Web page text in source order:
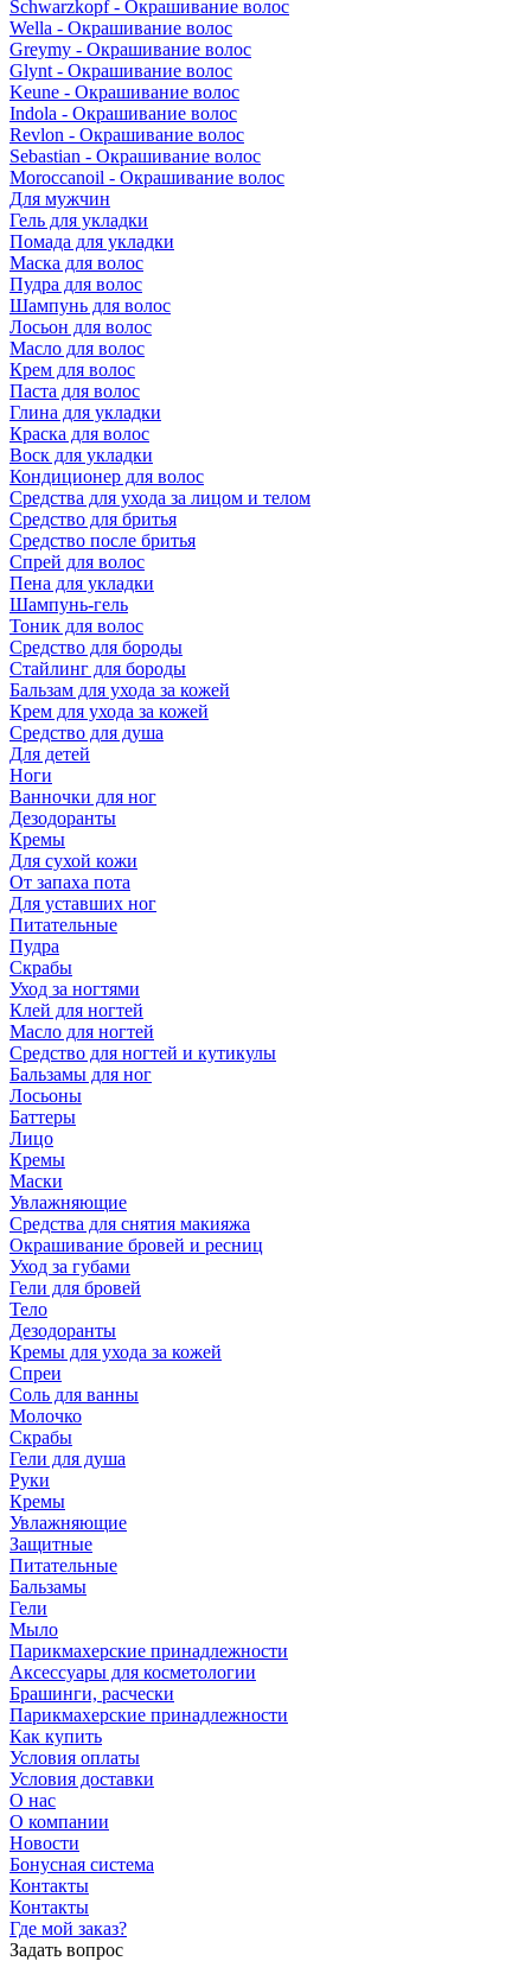
Schwarzkopf - Окрашивание волос
Wella - Окрашивание волос
Greymy - Окрашивание волос
Glynt - Окрашивание волос
Keune - Окрашивание волос
Indola - Окрашивание волос
Revlon - Окрашивание волос
Sebastian - Окрашивание волос
Moroccanoil - Окрашивание волос
Для мужчин
Гель для укладки
Помада для укладки
Маска для волос
Пудра для волос
Шампунь для волос
Лосьон для волос
Масло для волос
Крем для волос
Паста для волос
Глина для укладки
Краска для волос
Воск для укладки
Кондиционер для волос
Средства для ухода за лицом и телом
Средство для бритья
Средство после бритья
Спрей для волос
Пена для укладки
Шампунь-гель
Тоник для волос
Средство для бороды
Стайлинг для бороды
Бальзам для ухода за кожей
Крем для ухода за кожей
Средство для душа
Для детей
Ноги
Ванночки для ног
Дезодоранты
Кремы
Для сухой кожи
От запаха пота
Для уставших ног
Питательные
Пудра
Скрабы
Уход за ногтями
Клей для ногтей
Масло для ногтей
Средство для ногтей и кутикулы
Бальзамы для ног
Лосьоны
Баттеры
Лицо
Кремы
Маски
Увлажняющие
Средства для снятия макияжа
Окрашивание бровей и ресниц
Уход за губами
Гели для бровей
Тело
Дезодоранты
Кремы для ухода за кожей
Спреи
Соль для ванны
Молочко
Скрабы
Гели для душа
Руки
Кремы
Увлажняющие
Защитные
Питательные
Бальзамы
Гели
Мыло
Парикмахерские принадлежности
Аксессуары для косметологии
Брашинги, расчески
Парикмахерские принадлежности
Как купить
Условия оплаты
Условия доставки
О нас
О компании
Новости
Бонусная система
Контакты
Контакты
Где мой заказ?
Задать вопрос